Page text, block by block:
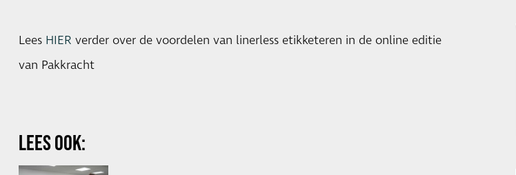
Lees HIER verder over de voordelen van linerless etikketeren in de online editie
van Pakkracht
LEES OOK: